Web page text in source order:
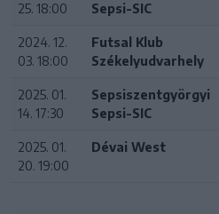
25. 18:00
Sepsi-SIC
2024. 12.
03. 18:00
Futsal Klub
Székelyudvarhely
2025. 01.
14. 17:30
Sepsiszentgyörgyi
Sepsi-SIC
2025. 01.
20. 19:00
Dévai West